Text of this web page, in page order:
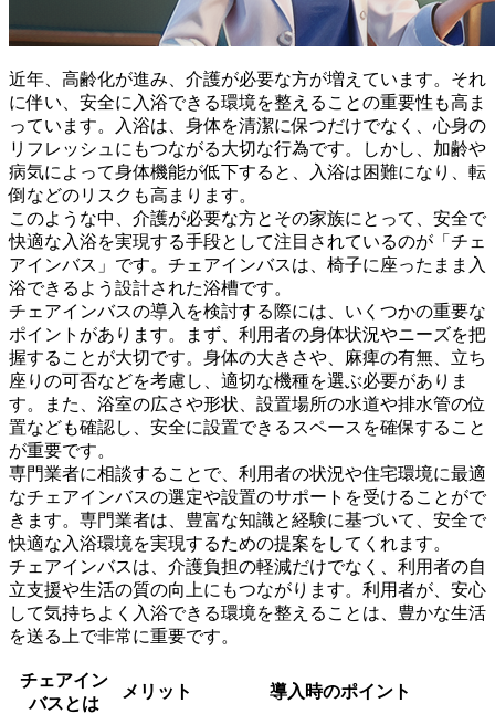
近年、高齢化が進み、介護が必要な方が増えています。それ
に伴い、安全に入浴できる環境を整えることの重要性も高ま
っています。入浴は、身体を清潔に保つだけでなく、心身の
リフレッシュにもつながる大切な行為です。しかし、 加齢や
病気によって身体機能が低下すると、入浴は困難になり、転
倒などのリスクも高まります。
このような中、介護が必要な方とその家族にとって、安全で
快適な入浴を実現する手段として注目されているのが「チェ
アインバス」です。チェアインバスは、 椅子に座ったまま入
浴できる よう設計された浴槽です。
チェアインバスの導入を検討する際には、いくつかの重要な
ポイントがあります。まず、利用者の身体状況やニーズを把
握することが大切です。身体の大きさや、麻痺の有無、立ち
座りの可否などを考慮し、適切な機種を選ぶ必要がありま
す。また、浴室の広さや形状、設置場所の水道や排水管の位
置なども確認し、安全に設置できるスペースを確保すること
が重要です。
専門業者に相談することで、利用者の状況や住宅環境に最適
なチェアインバスの選定や設置のサポートを受けることがで
きます。専門業者は、豊富な知識と経験に基づいて、安全で
快適な入浴環境を実現するための提案をしてくれます。
チェアインバスは、介護負担の軽減だけでなく、利用者の自
立支援や生活の質の向上にもつながります。利用者が、安心
して気持ちよく入浴できる環境を整えることは、豊かな生活
を送る上で非常に重要です。
チェアイン
バスとは
メリット 導入時のポイント